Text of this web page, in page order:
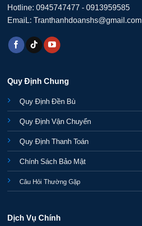
Hotline: 0945747477 - 0913959585
EmaiL: Tranthanhdoanshs@gmail.com
Quy Định Chung
Quy Định Đền Bù
Quy Định Vận Chuyển
Quy Định Thanh Toán
Chính Sách Bảo Mật
Câu Hỏi Thường Gặp
Dịch Vụ Chính